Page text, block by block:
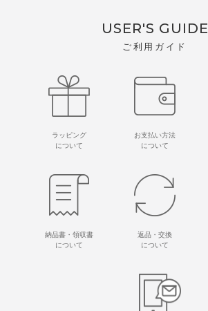
USER'S GUIDE
ご利用ガイド
ラッピング
について
お支払い方法
について
納品書・領収書
について
返品・交換
について